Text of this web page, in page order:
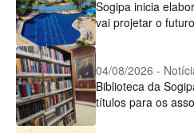
Sogipa inicia
vai projetar o
04/08/2026 -
Biblioteca da
títulos para os